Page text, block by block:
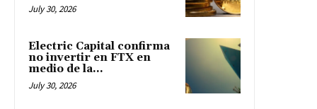
July 30, 2026
Electric Capital confirma
no invertir en FTX en
medio de la...
July 30, 2026